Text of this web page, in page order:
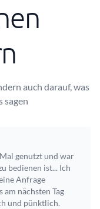
auch darauf, was
sagen
genutzt und war
bedienen ist... Ich
Anfrage
nächsten Tag
und pünktlich.